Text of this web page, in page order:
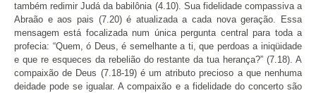
também redimir Judá da babilônia (4.10). Sua fidelidade compassiva a
Abraão e aos pais (7.20) é atualizada a cada nova geração. Essa
mensagem está focalizada num única pergunta central para toda a
profecia: “Quem, ó Deus, é semelhante a ti, que perdoas a iniqüidade
e que re esqueces da rebelião do restante da tua herança?” (7.18). A
compaixão de Deus (7.18-19) é um atributo precioso a que nenhuma
deidade pode se igualar. A compaixão e a fidelidade do concerto são